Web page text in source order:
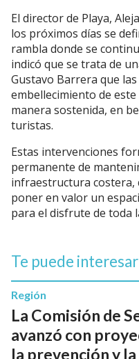
El director de Playa,
los próximos días se
rambla donde se
indicó que se trata de
Gustavo Barrera que
embellecimiento de
manera sostenida, en
turistas.
Estas intervenciones
permanente de
infraestructura costera,
poner en valor un
para el disfrute de toda
Te puede interesar
La Comisión de
avanzó con
la prevención y
Región